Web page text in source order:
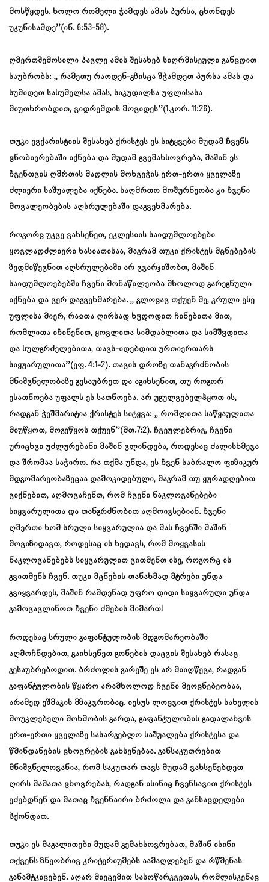
მოსწყდეს. ხოლო რომელი ჭამდეს ამას პურსა, ცხონდეს
უკუნისამდე’’(ინ. 6:53-58).
ღმერთშემოსილი პავლე ამის შესახებ სიღრმისეული განცდით
საუბრობს: ,, რამეთუ რაოდენ-გზისცა შჭამდეთ პურსა ამას და
სუმიდეთ სასუმელსა ამას, სიკუდილსა უფლისასა
მიუთხრობდით, ვიდრემდის მოვიდეს’’(1.კორ. 11:26).
თუკი ევქარისტიის შესახებ ქრისტეს ეს სიტყვები მუდამ ჩვენს
ცნობიერებაში იქნება და მუდამ გვემახსოვრება, მაშინ ეს
ჩვენთვის ღმრთის მადლის მოხვეჭის ერთ-ერთი ყველაზე
ძლიერი საშუალება იქნება. საღმრთო მოშურნეობა კი ჩვენი
მოვალეობების აღსრულებაში დაგვეხმარება.
როგორც უკვე ვახსენეთ, ეკლესიის საიდუმლოებები
ყოვლადძლიერი ხასიათისაა, მაგრამ თუკი ქრისტეს მცნებების
ზედმიწევნით აღსრულებაში არ ვვარჯიშობთ, მაშინ
საიდუმლოებებში ჩვენი მონაწილეობა მხოლოდ გარეგნული
იქნება და ვერ დაგვეხმარება. ,, გლოცავ თქუენ მე, კრული ესე
უფლისა მიერ, რაჲთა ღირსად ხჳდოდით ჩინებითა მით,
რომლითა იჩინენით, ყოვლითა სიმდაბლითა და სიმშჳდითა
და სულგრძელებითა, თავს-იდებდით ურთიერთარს
სიყუარულითა’’(ეფ. 4:1-2). თავის დროზე თანაგრძნობის
მნიშვნელობაზე გესაუბრეთ და აგიხსენით, თუ როგორ
ესათნოება უფალს ეს სათნოება. არ უგულვებელჰყოთ ის,
რადგან ჭეშმარიტია ქრისტეს სიტყვა: ,, რომლითა საწყაულითა
მიუწყოთ, მოგეწყოს თქუენ’’(მთ.7:2). ჩვეულებრივ, ჩვენი
ურიცხვი უძლურებანი მაშინ ვლინდება, როდესაც ძალისხმევა
და შრომაა საჭირო. რა თქმა უნდა, ეს ჩვენ საბრალო ფიზიკურ
მდგომარეობაზეცაა დამოკიდებული, მაგრამ თუ ყურადღებით
ვიქნებით, აღმოვაჩენთ, რომ ჩვენი ნაკლოვანებები
სიყვარულითა და თანგრძნობით აღმოივსებიან. ჩვენი
ღმერთი ხომ სრული სიყვარულია და მას ჩვენში მაშინ
მოვიზიდავთ, როდესაც ის ხედავს, რომ მოყვასის
ნაკლოვანებებს სიყვარულით ვითმენთ ისე, როგორც ის
გვითმენს ჩვენ. თუკი მცნების თანახმად მტრები უნდა
გვიყვარდეს, მაშინ რამდენად უფრო დიდი სიყვარული უნდა
გამოვავლინოთ ჩვენი ძმების მიმართ!
როდესაც სრული გაფანტულობის მდგომარეობაში
აღმოჩნდებით, გაიხსენეთ გონების დაცვის შესახებ რასაც
გესაუბრებოდით. ბრძოლის გარეშე ეს არ მიიღწევა, რადგან
გაფანტულობის წყარო არამხოლოდ ჩვენი მეოცნებეობაა,
არამედ ეშმაკის მზაკვრობაც. იესუს ლოცვით ქრისტეს სახელის
მოუკლებელი მოხმობის გარდა, გაფანტულობის გადალახვის
ერთ-ერთი ყველაზე სასარგებლო საშუალება ქრისტესა და
წმინდანების ცხოვრების გახსენებაა. განსაკუთრებით
მნიშვნელოვანია, რომ საკუთარ თავს მუდამ ვახსენებდეთ
ღირს მამათა ცხოვრებას, რადგან ისინიც ჩვენსავით ქრისტეს
ეძებდნენ და მათაც ჩვენნაირი ბრძოლა და განსაცდელები
ჰქონდათ.
თუკი ეს მაგალითები მუდამ გემახსოვრებათ, მაშინ ისინი
თქვენს ზნეობრივ კრიტერიუმებს აამაღლებენ და რწმენას
განამტკიცებენ. აღარ მიეცემით სასოწარკვეთას, რომლისკენაც